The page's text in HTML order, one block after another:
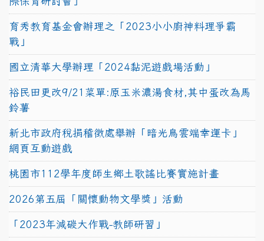
育秀教育基金會辦理之「2023小小廚神料理爭霸
戰」
國立清華大學辦理「2024黏泥遊戲場活動」
裕民田更改9/21菜單:原玉米濃湯食材,其中蛋改為馬
鈴薯
新北市政府稅捐稽徵處舉辦「暗光鳥雲端幸運卡」
網頁互動遊戲
桃園市112學年度師生鄉土歌謠比賽實施計畫
2026第五屆「關懷動物文學獎」活動
「2023年減碳大作戰-教師研習」